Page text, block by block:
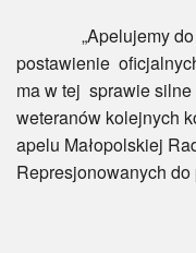
„Apelujemy do
postawienie
ma w tej sprawie
weteranów kolejnych
apelu Małopolskiej
Represjonowanych